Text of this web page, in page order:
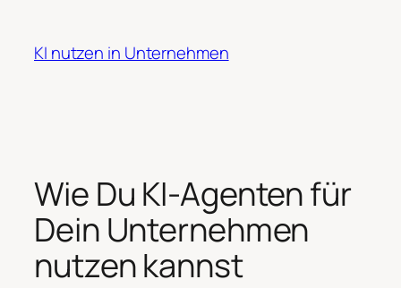
springen
KI nutzen in Unternehmen
Wie Du KI-Agenten für
Dein Unternehmen
nutzen kannst